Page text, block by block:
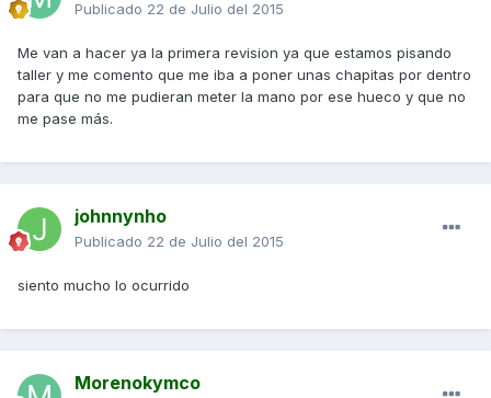
Publicado 22 de Julio del 2015
Me van a hacer ya la primera revision ya que estamos pisando
taller y me comento que me iba a poner unas chapitas por dentro
para que no me pudieran meter la mano por ese hueco y que no
me pase más.
johnnynho
Publicado 22 de Julio del 2015
siento mucho lo ocurrido
Morenokymco